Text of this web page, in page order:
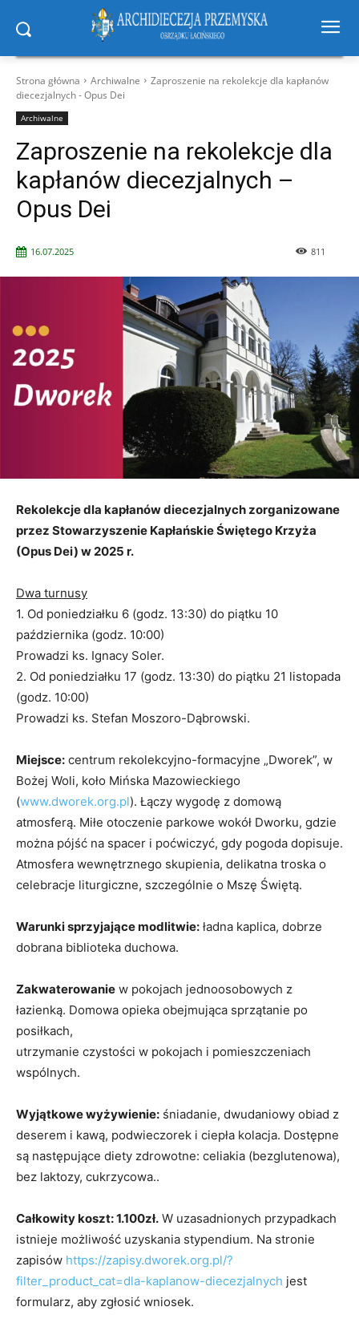
Strona główna Archiwalne
Zaproszenie na rekolekcje dla kapłanów
diecezjalnych - Opus Dei
Archiwalne
Zaproszenie na rekolekcje dla
kapłanów diecezjalnych –
Opus Dei
16.07.2025 811
Rekolekcje dla kapłanów diecezjalnych zorganizowane
przez Stowarzyszenie Kapłańskie Świętego Krzyża
(Opus Dei) w 2025 r.
Dwa turnusy
1. Od poniedziałku 6 (godz. 13:30) do piątku 10
października (godz. 10:00)
Prowadzi ks. Ignacy Soler.
2. Od poniedziałku 17 (godz. 13:30) do piątku 21 listopada
(godz. 10:00)
Prowadzi ks. Stefan Moszoro-Dąbrowski.
Miejsce: centrum rekolekcyjno-formacyjne „Dworek”, w
Bożej Woli, koło Mińska Mazowieckiego
(www.dworek.org.pl). Łączy wygodę z domową
atmosferą. Miłe otoczenie parkowe wokół Dworku, gdzie
można pójść na spacer i poćwiczyć, gdy pogoda dopisuje.
Atmosfera wewnętrznego skupienia, delikatna troska o
celebracje liturgiczne, szczególnie o Mszę Świętą.
Warunki sprzyjające modlitwie: ładna kaplica, dobrze
dobrana biblioteka duchowa.
Zakwaterowanie w pokojach jednoosobowych z
łazienką. Domowa opieka obejmująca sprzątanie po
posiłkach,
utrzymanie czystości w pokojach i pomieszczeniach
wspólnych.
Wyjątkowe wyżywienie: śniadanie, dwudaniowy obiad z
deserem i kawą, podwieczorek i ciepła kolacja. Dostępne
są następujące diety zdrowotne: celiakia (bezglutenowa),
bez laktozy, cukrzycowa..
Całkowity koszt: 1.100zł. W uzasadnionych przypadkach
istnieje możliwość uzyskania stypendium. Na stronie
zapisów https://zapisy.dworek.org.pl/?
filter_product_cat=dla-kaplanow-diecezjalnych jest
formularz, aby zgłosić wniosek.